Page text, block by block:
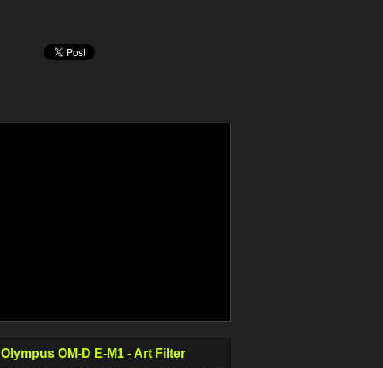
Olympus OM-D E-M1 - Art Filter